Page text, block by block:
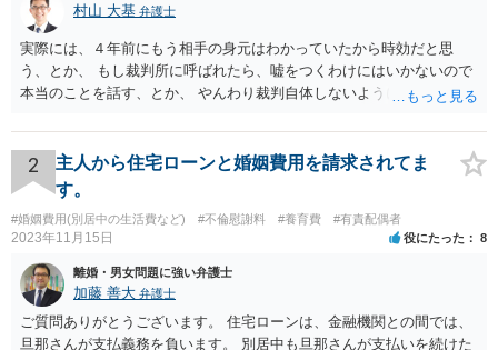
村山 大基 弁護士
実際には、４年前にもう相手の身元はわかっていたから時効だと思
う、とか、 もし裁判所に呼ばれたら、嘘をつくわけにはいかないので
本当のことを話す、とか、 やんわり裁判自体しないように説得するの
2
主人から住宅ローンと婚姻費用を請求されてま
す。
#婚姻費用(別居中の生活費など) #不倫慰謝料 #養育費 #有責配偶者
2023年11月15日 役にたった 8
離婚・男女問題に強い弁護士
加藤 善大 弁護士
ご質問ありがとうございます。 住宅ローンは、金融機関との間では、
旦那さんが支払義務を負います。 別居中も旦那さんが支払いを続けた